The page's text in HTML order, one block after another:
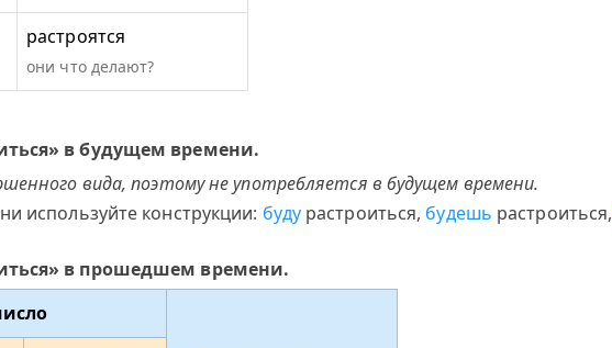
растроятся
они что делают?
в будущем времени.
вида, поэтому не употребляется в будущем времени.
используйте конструкции: будурастроиться, будешь растроиться,
в прошедшем времени.